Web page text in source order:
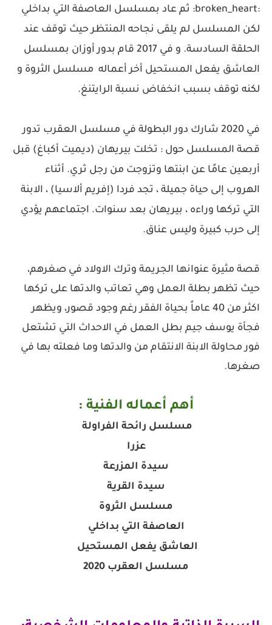
:broken_heart: ثم عاد بمسلسل العاصفة التي بداخلي
لكن المسلسل لم يلقى نجاحه المنتظر حيث توقف عند
الحلقة السادسة. و في 2017 قام بدور أوزان بمسلسل
العاشق يفعل المستحيل أخر أعماله مسلسل الثروة و
لكنه توقف بسبب انخفاض نسبة الرايتنغ.
في 2020 شارك دور البطولة في مسلسل العقرب تدور
قصة المسلسل حول : تخلت بيريهان (ديميت أكباغ) قبل
أربعين عامًا عن ابنتها وتزوجت من رجل ثري. أثناء
الهروب إلى حياة جميلة ، تجد فردا (إفريم ألاسيا) ، الابنة
التي تركها وراءه ، بيريهان بعد سنوات. اجتماعهم يؤدي
إلى حرب كبيرة وليس عناق.
قصة مثيرة عنوانها الجريمة وترك الاولاد في صغرهم،
حيث تظهر بطلة العمل وهي تعاتب والدتها على تركها
اكثر من 40 عاماً بحياة الفقر رغم وجود قصور، ويظهر
فجأة يوسف جيم بطل العمل في الاحداث التي تشتعل
فور محاولة الابنة الانتقام من والدتها وما فعلته بها في
صغرها.
أهم أعماله الفنية :
مسلسل رائحة الفراولة
عزرا
سيدة المزرعة
سيدة القرية
مسلسل الثروة
العاصفة التي بداخلي
العاشق يفعل المستحيل
مسلسل العقرب 2020